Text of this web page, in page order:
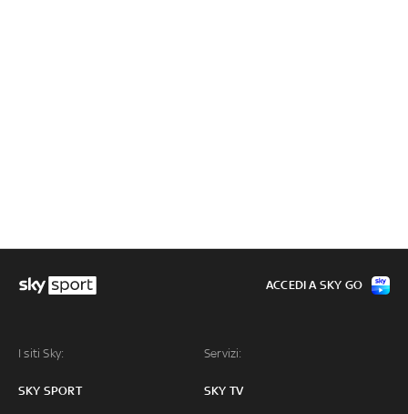
I siti Sky:
SKY SPORT
Servizi:
SKY TV
ACCEDI A SKY GO